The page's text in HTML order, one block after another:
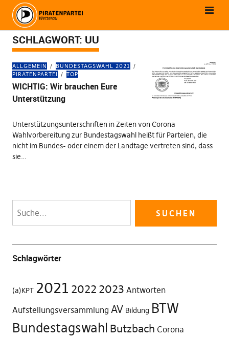
SCHLAGWORT: UU
ALLGEMEIN
BUNDESTAGSWAHL 2021
PIRATENPARTEI
TOP
WICHTIG: Wir brauchen Eure
Unterstützung
Unterstützungsunterschriften in Zeiten von Corona
Wahlvorbereitung zur Bundestagswahl heißt für Parteien, die
nicht im Bundes- oder einem der Landtage vertreten sind, dass
sie…
Schlagwörter
(a)KPT 2021 2022 2023 Antworten
Aufstellungsversammlung AV Bildung BTW
Bundestagswahl Butzbach Corona